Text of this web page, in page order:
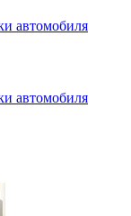
автомобиля
автомобиля